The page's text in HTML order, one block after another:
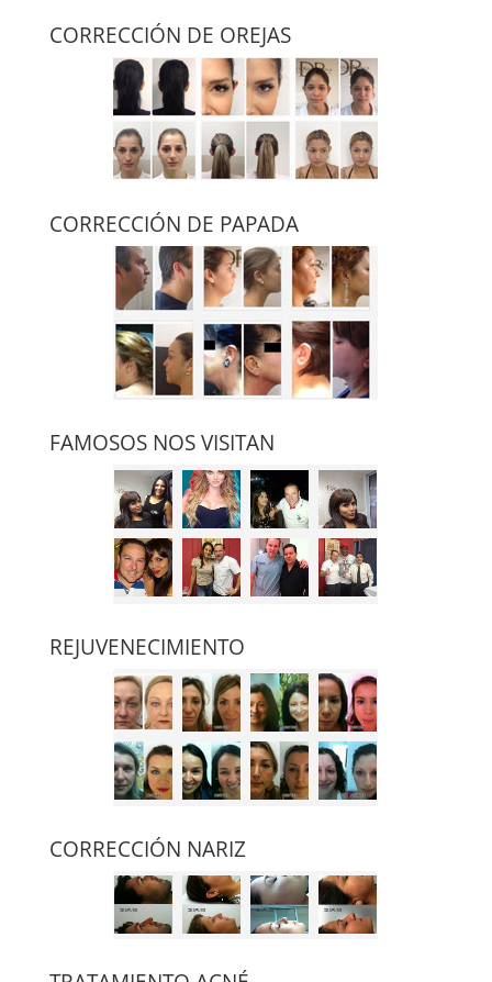
CORRECCIÓN DE OREJAS
CORRECCIÓN DE PAPADA
FAMOSOS NOS VISITAN
REJUVENECIMIENTO
CORRECCIÓN NARIZ